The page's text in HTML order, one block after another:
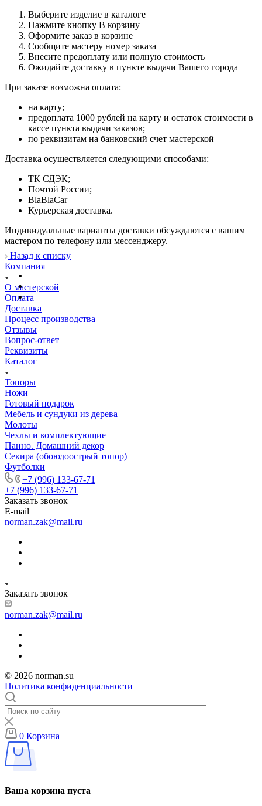
Выберите изделие в каталоге
Нажмите кнопку В корзину
Оформите заказ в корзине
Сообщите мастеру номер заказа
Внесите предоплату или полную стоимость
Ожидайте доставку в пункте выдачи Вашего города
При заказе возможна оплата:
на карту;
предоплата 1000 рублей на карту и остаток стоимости в
кассе пункта выдачи заказов;
по реквизитам на банковский счет мастерской
Доставка осуществляется следующими способами:
ТК СДЭК;
Почтой России;
BlaBlaCar
Курьерская доставка.
Индивидуальные варианты доставки обсуждаются с вашим
мастером по телефону или мессенджеру.
Назад к списку
Компания
О мастерской
Оплата
Доставка
Процесс производства
Отзывы
Вопрос-ответ
Реквизиты
Каталог
Топоры
Ножи
Готовый подарок
Мебель и сундуки из дерева
Молоты
Чехлы и комплектующие
Панно. Домашний декор
Секира (обоюдоострый топор)
Футболки
+7 (996) 133-67-71
+7 (996) 133-67-71
Заказать звонок
E-mail
norman.zak@mail.ru
Заказать звонок
norman.zak@mail.ru
© 2026 norman.su
Политика конфиденциальности
0 Корзина
Ваша корзина пуста